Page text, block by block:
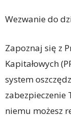
Wezwanie do
Zapoznaj się z
Kapitałowych
system
zabezpieczenie
niemu możesz